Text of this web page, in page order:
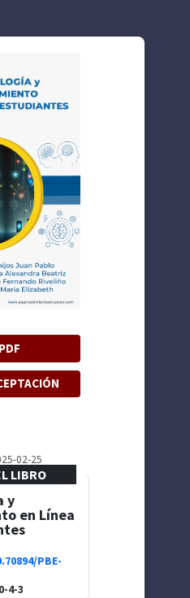
02-25
LIBRO
y
en Línea
PBE-
4-3